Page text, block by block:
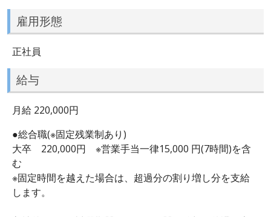
雇用形態
正社員
給与
月給 220,000円
●総合職(※固定残業制あり)
大卒 220,000円 ※営業手当一律15,000 円(7時間)を含
む
※固定時間を越えた場合は、超過分の割り増し分を支給
します。